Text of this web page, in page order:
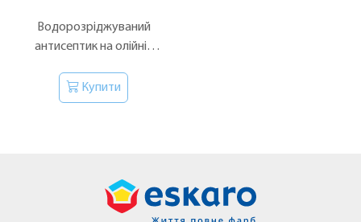
Водорозріджуваний
антисептик на олійній
фасадів, зрубів та терас.
Купити